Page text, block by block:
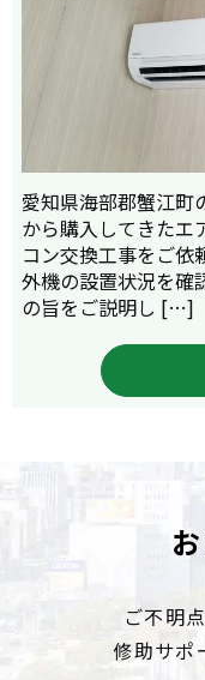
愛知県海部郡蟹江町
から購入してきたエ
コン交換工事をご依
外機の設置状況を確
の旨をご説明し […]
ご不明
修助サポ